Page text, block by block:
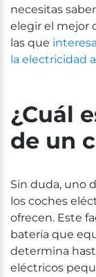
necesitas
elegir el mejor
las que
la electricidad
¿Cuál
de un
Sin duda, uno
los coches
ofrecen. Este
batería que
determina
eléctricos